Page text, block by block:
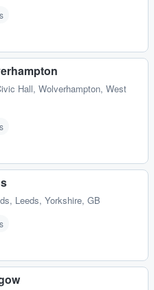
Hall, Wolverhampton, West
, Leeds, Yorkshire, GB